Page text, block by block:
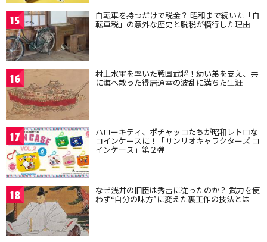
15 自転車を持つだけで税金？ 昭和まで続いた「自
転車税」の意外な歴史と脱税が横行した理由
16 村上水軍を率いた戦国武将！幼い弟を支え、共
に海へ散った得居通幸の波乱に満ちた生涯
17 ハローキティ、ポチャッコたちが昭和レトロな
コインケースに！「サンリオキャラクターズ コ
インケース」第２弾
18 なぜ浅井の旧臣は秀吉に従ったのか？ 武力を使
わず“自分の味方”に変えた裏工作の技法とは